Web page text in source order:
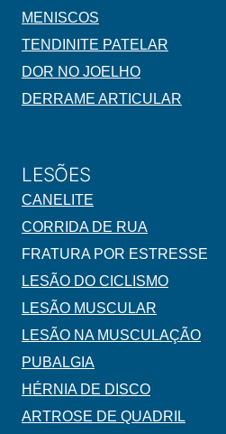
MENISCOS
TENDINITE PATELAR
DOR NO JOELHO
DERRAME ARTICULAR
LESÕES
CANELITE
CORRIDA DE RUA
FRATURA POR ESTRESSE
LESÃO DO CICLISMO
LESÃO MUSCULAR
LESÃO NA MUSCULAÇÃO
PUBALGIA
HÉRNIA DE DISCO
ARTROSE DE QUADRIL